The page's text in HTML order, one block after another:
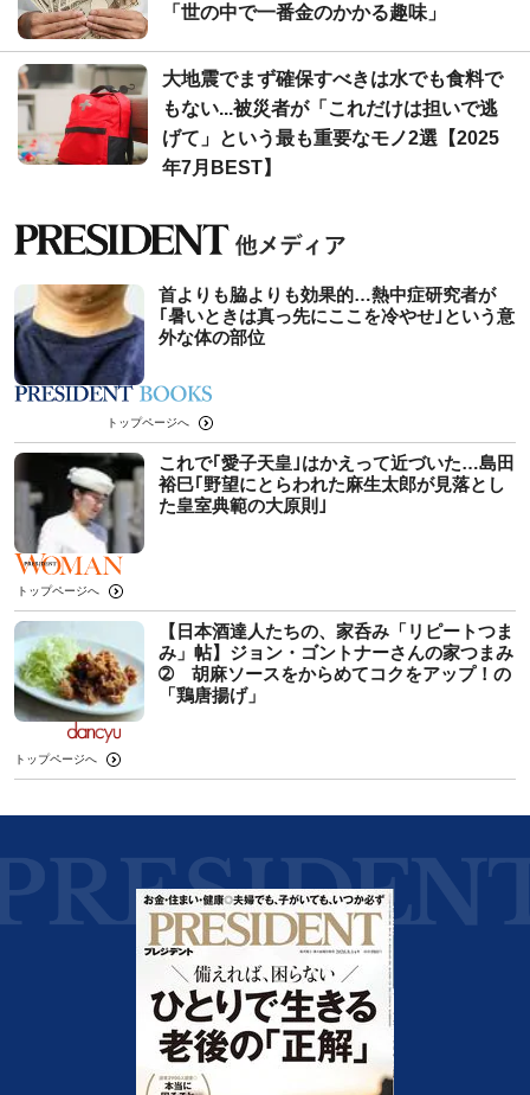
「世の中で一番金のかかる趣味」
大地震でまず確保すべきは水でも食料で
もない...被災者が「これだけは担いで逃
げて」という最も重要なモノ2選【2025
年7月BEST】
首よりも脇よりも効果的…熱中症研究者が
｢暑いときは真っ先にここを冷やせ｣という意
外な体の部位
トップページへ
これで｢愛子天皇｣はかえって近づいた…島田
裕巳｢野望にとらわれた麻生太郎が見落とし
た皇室典範の大原則｣
トップページへ
【日本酒達人たちの、家呑み「リピートつま
み」帖】ジョン・ゴントナーさんの家つまみ
➁ 胡麻ソースをからめてコクをアップ！の
「鶏唐揚げ」
トップページへ